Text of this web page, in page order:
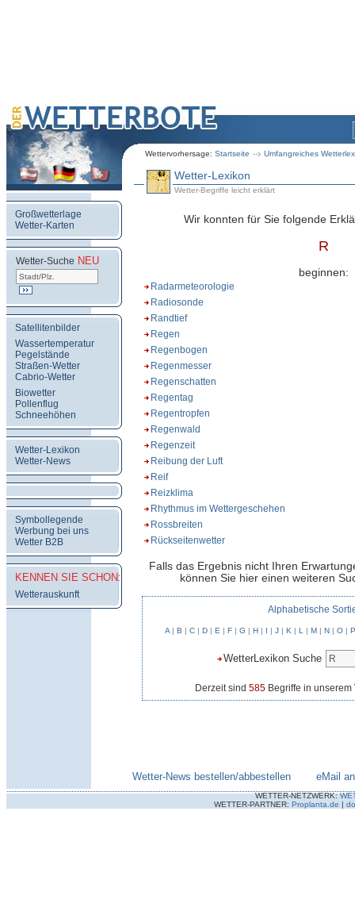
Wettervorhersage: Startseite Umfangreiches
Großwetterlage
Wetter-Karten
Wetter-Suche NEU
Satellitenbilder
Wassertemperatur
Pegelstände
Straßen-Wetter
Cabrio-Wetter
Biowetter
Pollenflug
Schneehöhen
Wetter-Lexikon
Wetter-News
Symbollegende
Werbung bei uns
Wetter B2B
KENNEN SIE SCHON:
Wetterauskunft
Wetter-Lexikon
Wetter-Begriffe leicht erklärt
Wir konnten für Sie folgende
R
beginnen:
Radarmeteorologie
Radiosonde
Randtief
Regen
Regenbogen
Regenmesser
Regenschatten
Regentag
Regentropfen
Regenwald
Regenzeit
Reibung der Luft
Reif
Reizklima
Rhythmus im Wettergeschehen
Rossbreiten
Rückseitenwetter
Falls das Ergebnis nicht Ihren
können Sie hier einen weiteren
Alphabetische
A| B | C| D| E | F| G | H| I | J| K | L | M| N| O| P
WetterLexikon Suche
Derzeit sind 585 Begriffe in
Wetter-News bestellen/abbestellen eMail
WETTER-NETZWERK:
WETTER-PARTNER: Proplanta.de |